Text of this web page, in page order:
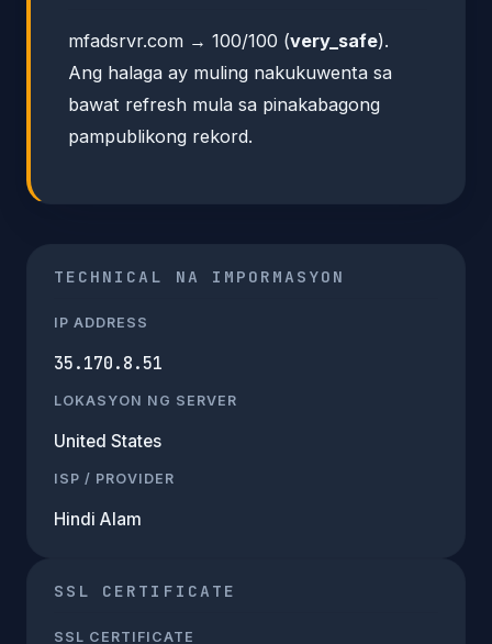
mfadsrvr.com → 100/100 (very_safe).
Ang halaga ay muling nakukuwenta sa
bawat refresh mula sa pinakabagong
pampublikong rekord.
TECHNICAL NA IMPORMASYON
IP ADDRESS
35.170.8.51
LOKASYON NG SERVER
United States
ISP / PROVIDER
Hindi Alam
SSL CERTIFICATE
SSL CERTIFICATE